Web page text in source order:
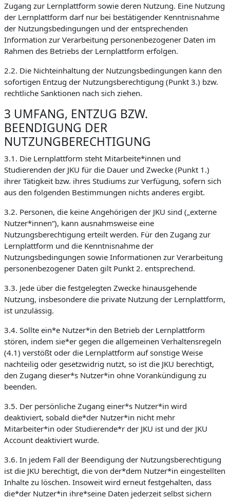
Zugang zur Lernplattform sowie deren Nutzung. Eine Nutzung
der Lernplattform darf nur bei bestätigender Kenntnisnahme
der Nutzungsbedingungen und der entsprechenden
Information zur Verarbeitung personenbezogener Daten im
Rahmen des Betriebs der Lernplattform erfolgen.
2.2. Die Nichteinhaltung der Nutzungsbedingungen kann den
sofortigen Entzug der Nutzungsberechtigung (Punkt 3.) bzw.
rechtliche Sanktionen nach sich ziehen.
3 UMFANG, ENTZUG BZW.
BEENDIGUNG DER
NUTZUNGBERECHTIGUNG
3.1. Die Lernplattform steht Mitarbeite*innen und
Studierenden der JKU für die Dauer und Zwecke (Punkt 1.)
ihrer Tätigkeit bzw. ihres Studiums zur Verfügung, sofern sich
aus den folgenden Bestimmungen nichts anderes ergibt.
3.2. Personen, die keine Angehörigen der JKU sind („externe
Nutzer*innen“), kann ausnahmsweise eine
Nutzungsberechtigung erteilt werden. Für den Zugang zur
Lernplattform und die Kenntnisnahme der
Nutzungsbedingungen sowie Informationen zur Verarbeitung
personenbezogener Daten gilt Punkt 2. entsprechend.
3.3. Jede über die festgelegten Zwecke hinausgehende
Nutzung, insbesondere die private Nutzung der Lernplattform,
ist unzulässig.
3.4. Sollte ein*e Nutzer*in den Betrieb der Lernplattform
stören, indem sie*er gegen die allgemeinen Verhaltensregeln
(4.1) verstößt oder die Lernplattform auf sonstige Weise
nachteilig oder gesetzwidrig nutzt, so ist die JKU berechtigt,
den Zugang dieser*s Nutzer*in ohne Vorankündigung zu
beenden.
3.5. Der persönliche Zugang einer*s Nutzer*in wird
deaktiviert, sobald die*der Nutzer*in nicht mehr
Mitarbeiter*in oder Studierende*r der JKU ist und der JKU
Account deaktiviert wurde.
3.6. In jedem Fall der Beendigung der Nutzungsberechtigung
ist die JKU berechtigt, die von der*dem Nutzer*in eingestellten
Inhalte zu löschen. Insoweit wird erneut festgehalten, dass
die*der Nutzer*in ihre*seine Daten jederzeit selbst sichern